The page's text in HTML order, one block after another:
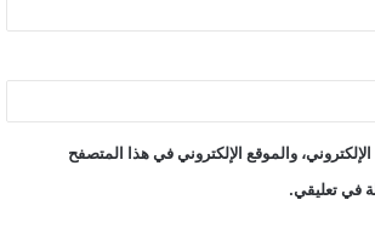
والموقع الإلكتروني في هذا المتصفح
في تعليقي.